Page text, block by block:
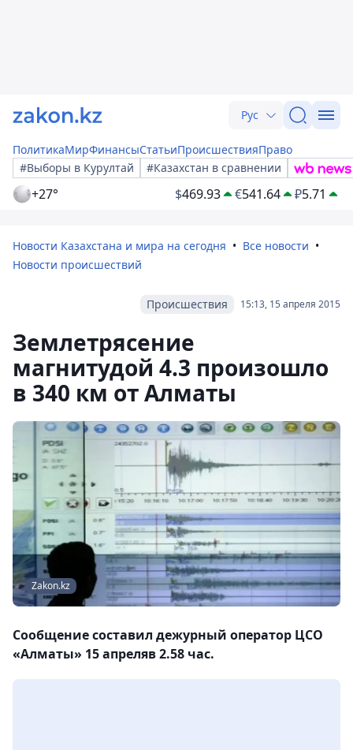
Рус
ПолитикаМирФинансыСтатьиПроисшествияПраво
#Выборы в Курултай
#Казахстан в сравнении
+27° $469.93 €541.64 ₽5.71
Новости Казахстана и мира на сегодня
Все новости
Новости происшествий
15:13, 15 апреля 2015
Происшествия
Землетрясение
магнитудой 4.3 произошло
в 340 км от Алматы
Zakon.kz
Сообщение составил дежурный оператор ЦСО
«Алматы» 15 апреляв 2.58 час.